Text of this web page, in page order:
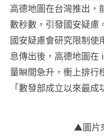
高德地圖在台灣推出，
數秒數，引發國安疑慮
國安疑慮會研究限制使
息傳出後，高德地圖
量瞬間急升，衝上排行
「數發部成立以來最
▲圖片